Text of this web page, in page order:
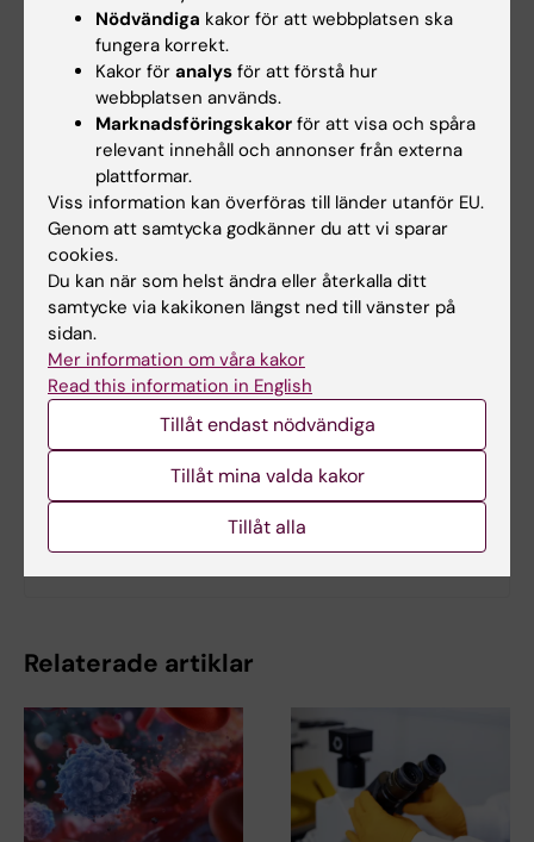
Relaterat
Mer information från Swedish Space Cooperation
(SSC)
Mer information från Svenska rymdforskares
samarbetsgrupp
Mer om det här ämnet
Så försämras astronauters immunförsvar i rymden
Medicinvetarna #24: Hur mår vi i rymden?
Relaterade artiklar
Nödvändiga kakor för att webbplatsen ska
fungera korrekt.
Kakor för analys för att förstå hur
webbplatsen används.
Marknadsföringskakor för att visa och spåra
relevant innehåll och annonser från externa
plattformar.
Viss information kan överföras till länder utanför EU.
Genom att samtycka godkänner du att vi sparar
cookies.
Du kan när som helst ändra eller återkalla ditt
samtycke via kakikonen längst ned till vänster på
sidan.
Mer information om våra kakor
Read this information in English
Tillåt endast nödvändiga
Tillåt mina valda kakor
Tillåt alla